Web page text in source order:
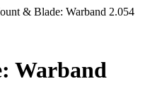
& Blade: Warband 2.054
Warband